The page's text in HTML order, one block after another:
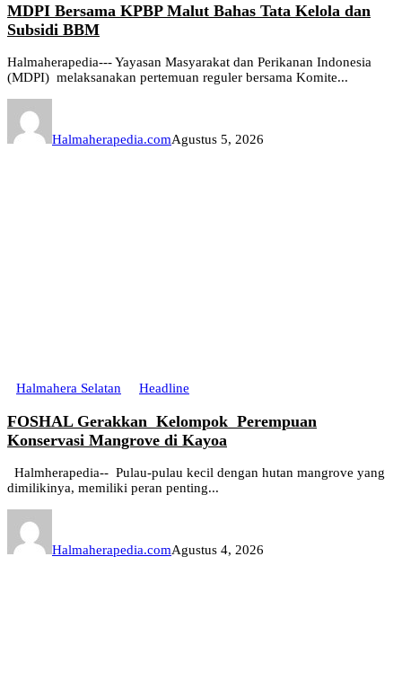
MDPI Bersama KPBP Malut Bahas Tata Kelola dan
Subsidi BBM
Halmaherapedia--- Yayasan Masyarakat dan Perikanan Indonesia
(MDPI) melaksanakan pertemuan reguler bersama Komite...
Halmaherapedia.comAgustus 5, 2026
Halmahera Selatan Headline
FOSHAL Gerakkan Kelompok Perempuan
Konservasi Mangrove di Kayoa
Halmherapedia-- Pulau-pulau kecil dengan hutan mangrove yang
dimilikinya, memiliki peran penting...
Halmaherapedia.comAgustus 4, 2026